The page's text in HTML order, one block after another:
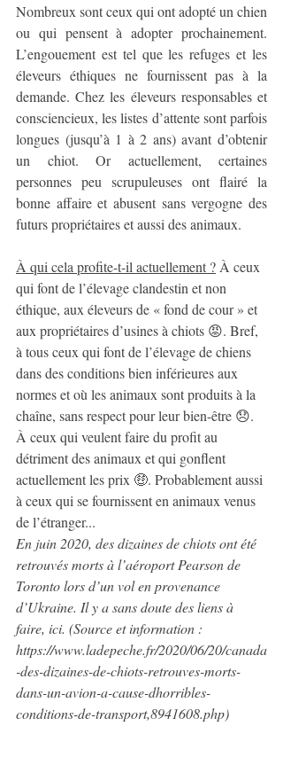
Nombreux sont ceux qui ont adopté un chien
ou qui pensent à adopter prochainement.
L’engouement est tel que les refuges et les
éleveurs éthiques ne fournissent pas à la
demande. Chez les éleveurs responsables et
consciencieux, les listes d’attente sont parfois
longues (jusqu’à 1 à 2 ans) avant d’obtenir
un chiot. Or actuellement, certaines
personnes peu scrupuleuses ont flairé la
bonne affaire et abusent sans vergogne des
futurs propriétaires et aussi des animaux.
À qui cela profite-t-il actuellement ? À ceux
qui font de l’élevage clandestin et non
éthique, aux éleveurs de « fond de cour » et
aux propriétaires d’usines à chiots 😡. Bref,
à tous ceux qui font de l’élevage de chiens
dans des conditions bien inférieures aux
normes et où les animaux sont produits à la
chaîne, sans respect pour leur bien-être 😞.
À ceux qui veulent faire du profit au
détriment des animaux et qui gonflent
actuellement les prix 🤑. Probablement aussi
à ceux qui se fournissent en animaux venus
de l’étranger...
En juin 2020, des dizaines de chiots ont été
retrouvés morts à l’aéroport Pearson de
Toronto lors d’un vol en provenance
d’Ukraine. Il y a sans doute des liens à
faire, ici. (Source et information :
https://www.ladepeche.fr/2020/06/20/canada
-des-dizaines-de-chiots-retrouves-morts-
dans-un-avion-a-cause-dhorribles-
conditions-de-transport,8941608.php)